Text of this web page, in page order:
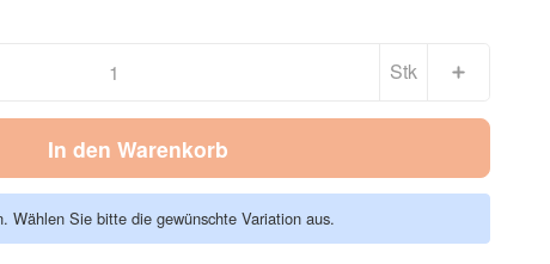
Stk
In den Warenkorb
Wählen Sie bitte die gewünschte Variation aus.